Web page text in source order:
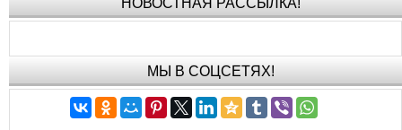
МЫ В СОЦСЕТЯХ!